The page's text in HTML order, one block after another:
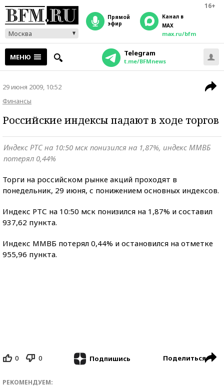
16+
Москва
прямой
эфир
Канал в
MAX
max.ru/bfm
МЕНЮ Telegram
t.me/BFMnews
29 июня 2009, 10:52
Финансы
Российские индексы падают в ходе торгов
Индекс РТС на 10:50 мск понизился на 1,87%, индекс ММВБ
потерял 0,44%
Торги на российском рынке акций проходят в
понедельник, 29 июня, с понижением основных индексов.
Индекс РТС на 10:50 мск понизился на 1,87% и составил
937,62 пункта.
Индекс ММВБ потерял 0,44% и остановился на отметке
955,96 пункта.
0 0 Подпишись Поделиться
РЕКОМЕНДУЕМ: